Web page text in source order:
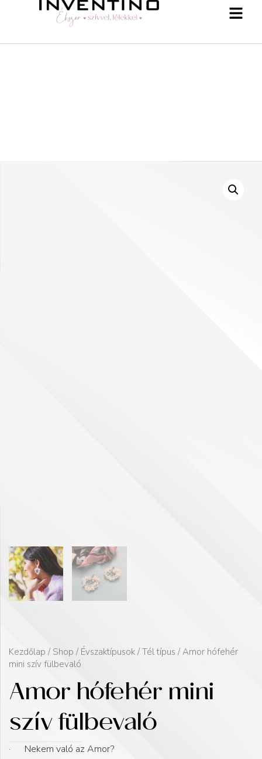
Kezdőlap / Shop / Évszaktípusok / Tél típus / Amor hófehér
mini szív fülbevaló
Amor hófehér mini
szív fülbevaló
· Nekem való az Amor?